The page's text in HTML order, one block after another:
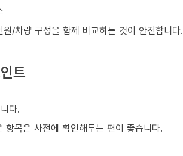
/차량 구성을 함께 비교하는 것이 안전합니다.
트
다.
목은 사전에 확인해두는 편이 좋습니다.